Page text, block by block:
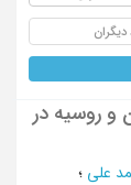
دیگران
و روسیه در
علی ؛